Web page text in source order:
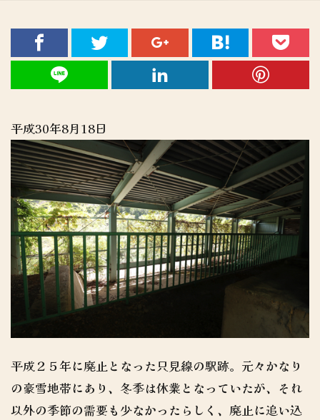
平成30年8月18日
平成２５年に廃止となった只見線の駅跡。元々かなり
の豪雪地帯にあり、冬季は休業となっていたが、それ
以外の季節の需要も少なかったらしく、廃止に追い込